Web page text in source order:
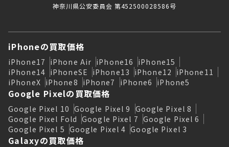
神奈川県公安委員会 第452500028586号
iPhoneの買取価格
iPhone17 iPhone Air iPhone16 iPhone15
iPhone14 iPhoneSE iPhone13 iPhone12 iPhone11
iPhoneX iPhone8 iPhone7 iPhone6 iPhone5
Google Pixelの買取価格
Google Pixel 10 Google Pixel 9 Google Pixel 8
Google Pixel Fold Google Pixel 7 Google Pixel 6
Google Pixel 5 Google Pixel 4 Google Pixel 3
Galaxyの買取価格